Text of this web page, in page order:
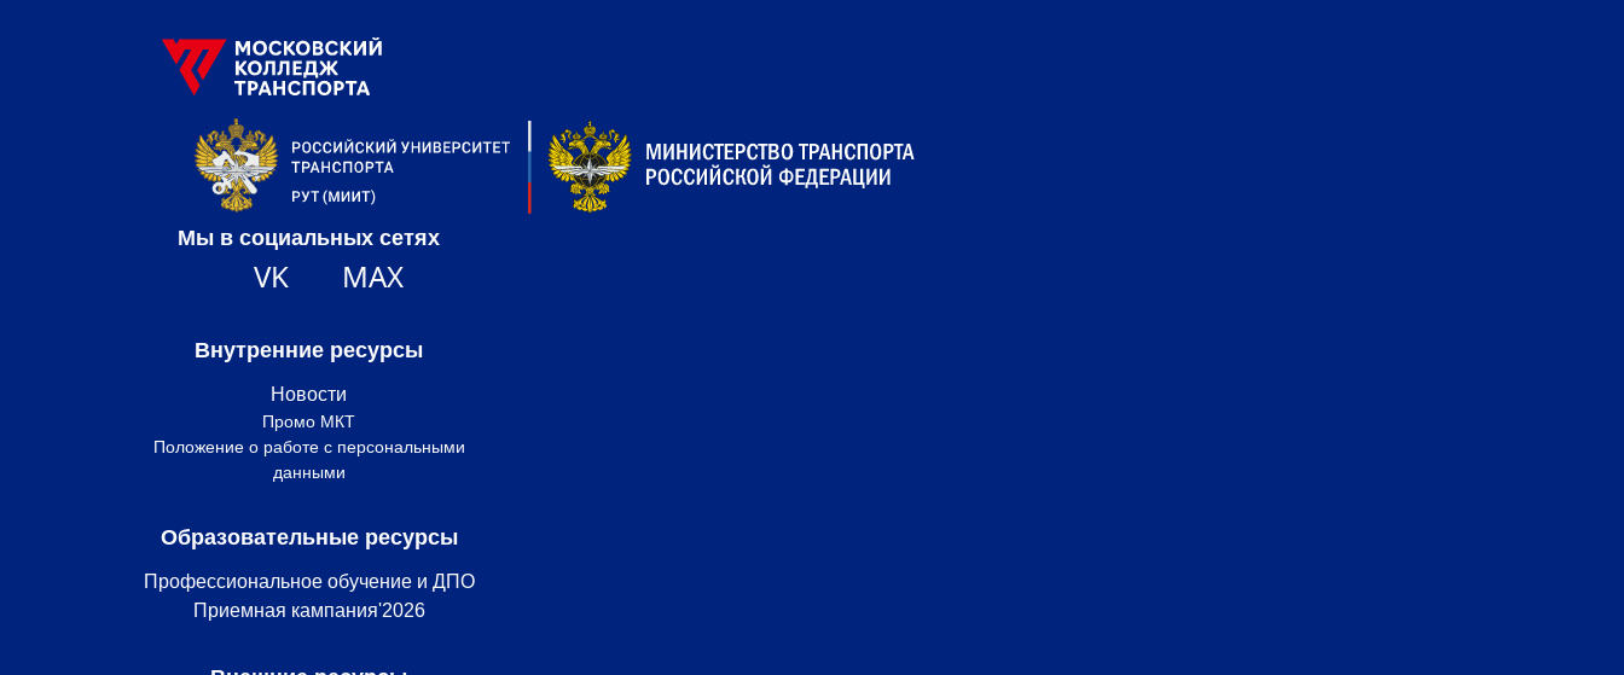
Мы в социальных сетях
VK MAX
Внутренние ресурсы
Новости
Промо МКТ
Положение о работе с персональными
данными
Образовательные ресурсы
Профессиональное обучение и ДПО
Приемная кампания'2026